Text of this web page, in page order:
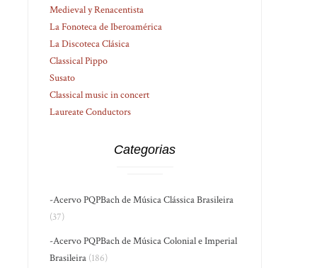
Medieval y Renacentista
La Fonoteca de Iberoamérica
La Discoteca Clásica
Classical Pippo
Susato
Classical music in concert
Laureate Conductors
Categorias
-Acervo PQPBach de Música Clássica Brasileira
(37)
-Acervo PQPBach de Música Colonial e Imperial
Brasileira (186)